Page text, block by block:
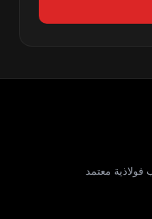
فولاذية معتمد